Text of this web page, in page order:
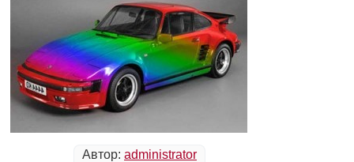
Автор: administrator